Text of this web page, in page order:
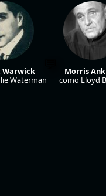
Warwick
Waterman
Morris
como Lloyd